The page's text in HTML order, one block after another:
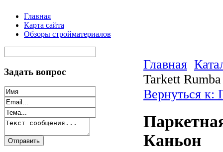
Главная
Карта сайта
Обзоры стройматериалов
Задать вопрос
Главная
Tarkett
Вернуться к:
Каньон